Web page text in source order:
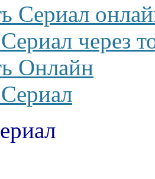
Сериал
через
Онлайн